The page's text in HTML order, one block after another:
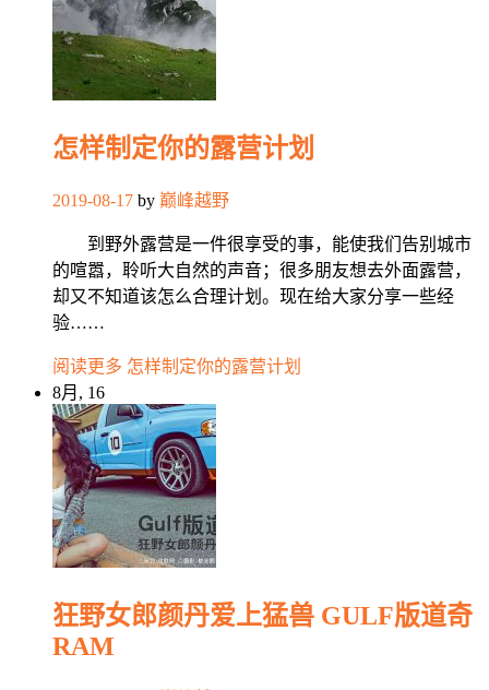
怎样制定你的露营计划
2019-08-17 by 巅峰越野
到野外露营是一件很享受的事，能使我们告别城市
的喧嚣，聆听大自然的声音；很多朋友想去外面露营，
却又不知道该怎么合理计划。现在给大家分享一些经
验……
阅读更多 怎样制定你的露营计划
8月, 16
狂野女郎颜丹爱上猛兽 GULF版道奇
RAM